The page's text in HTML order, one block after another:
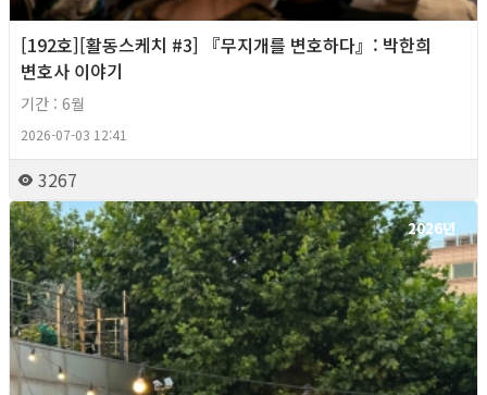
[192호][활동스케치 #3] 『무지개를 변호하다』: 박한희
변호사 이야기
기간 : 6월
2026-07-03 12:41
3267
2026년